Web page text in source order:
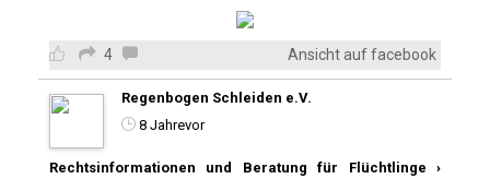
4 Ansicht auf facebook
Regenbogen Schleiden e.V.
8 Jahrevor
Rechtsinformationen und Beratung für Flüchtlinge ›